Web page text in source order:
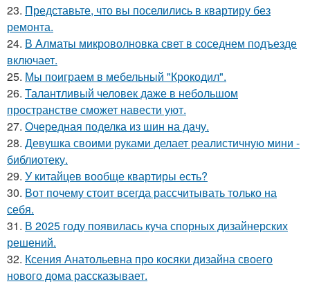
23. Представьте, что вы поселились в квартиру без
ремонта.
24. В Алматы микроволновка свет в соседнем подъезде
включает.
25. Мы поиграем в мебельный "Крокодил".
26. Талантливый человек даже в небольшом
пространстве сможет навести уют.
27. Очередная поделка из шин на дачу.
28. Девушка своими руками делает реалистичную мини -
библиотеку.
29. У китайцев вообще квартиры есть?
30. Вот почему стоит всегда рассчитывать только на
себя.
31. В 2025 году появилась куча спорных дизайнерских
решений.
32. Ксения Анатольевна про косяки дизайна своего
нового дома рассказывает.